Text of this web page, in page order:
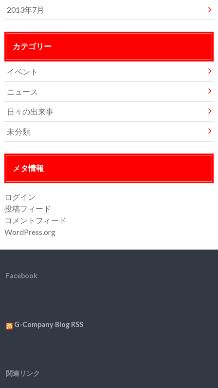
2013年7月
カテゴリー
イベント
ニュース
日々の出来事
未分類
メタ情報
ログイン
投稿フィード
コメントフィード
WordPress.org
Facebook
G-Company Blog RSS
関連リンク